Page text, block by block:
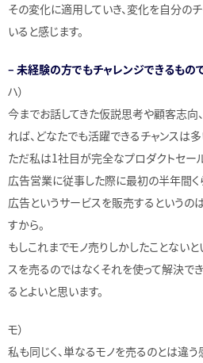
その変化に適用していき、変化を自分の
いると感じます。
– 未経験の方でもチャレンジできるもの
ハ）
今までお話してきた仮説思考や顧客志向
れば、どなたでも活躍できるチャンスは多
ただ私は1社目が完全なプロダクトセー
広告営業に従事した際に最初の半年間く
広告というサービスを販売するというの
すから。
もしこれまでモノ売りしかしたことない
スを売るのではなくそれを使って解決で
るとよいと思います。
モ）
私も同じく、単なるモノを売るのとは違